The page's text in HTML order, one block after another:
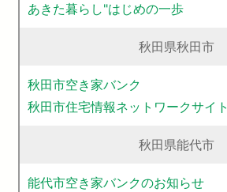
あきた暮らし"はじめの一歩
秋田県秋田市
秋田市空き家バンク
秋田市住宅情報ネットワークサイト
秋田県能代市
能代市空き家バンクのお知らせ